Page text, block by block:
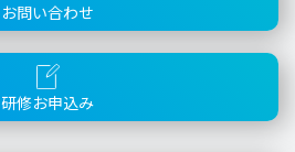
お問い合わせ
研修お申込み